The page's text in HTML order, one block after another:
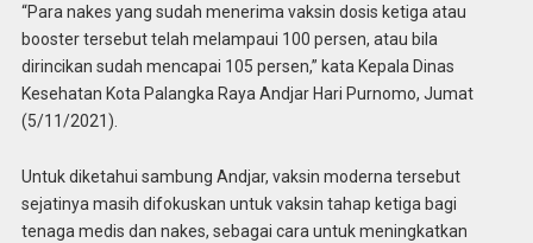
“Para nakes yang sudah menerima vaksin dosis ketiga atau
booster tersebut telah melampaui 100 persen, atau bila
dirincikan sudah mencapai 105 persen,” kata Kepala Dinas
Kesehatan Kota Palangka Raya Andjar Hari Purnomo, Jumat
(5/11/2021).
Untuk diketahui sambung Andjar, vaksin moderna tersebut
sejatinya masih difokuskan untuk vaksin tahap ketiga bagi
tenaga medis dan nakes, sebagai cara untuk meningkatkan